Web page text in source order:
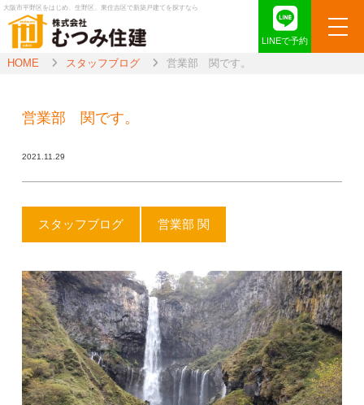
大阪市平野区をはじめ、生野区、東住吉区で新築戸建てを探すなら
LINEで予約
HOME スタッフブログ 営業部 関です。
営業部 関です。
2021.11.29
スタッフブログ 営業部 関